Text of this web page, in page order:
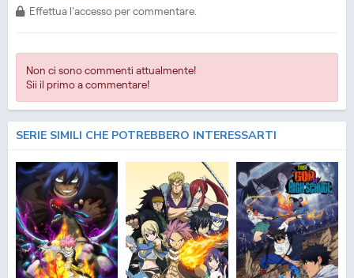
Effettua l'accesso per commentare.
Non ci sono commenti attualmente!
Sii il primo a commentare!
SERIE SIMILI CHE POTREBBERO INTERESSARTI